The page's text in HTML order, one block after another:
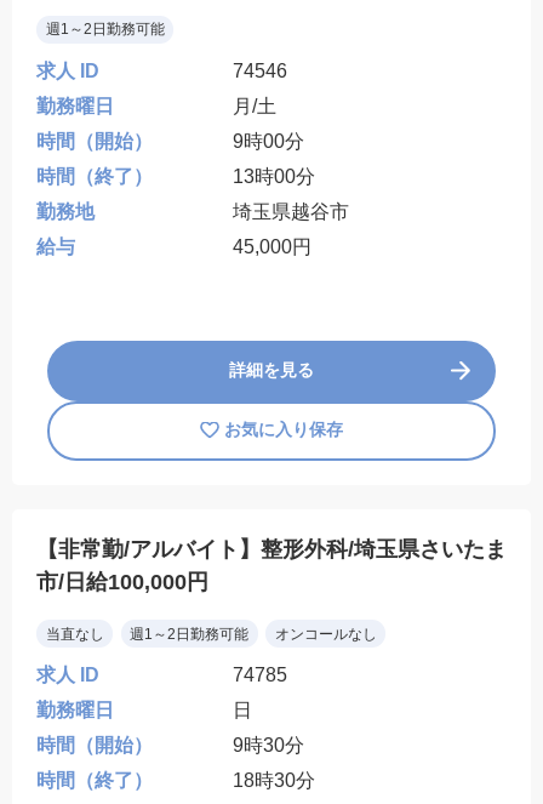
週1～2日勤務可能
求人 ID
74546
勤務曜日
月/土
時間（開始）
9時00分
時間（終了）
13時00分
勤務地
埼玉県越谷市
給与
45,000円
詳細を見る
お気に入り保存
【非常勤/アルバイト】整形外科/埼玉県さいたま
市/日給100,000円
当直なし 週1～2日勤務可能 オンコールなし
求人 ID
74785
勤務曜日
日
時間（開始）
9時30分
時間（終了）
18時30分